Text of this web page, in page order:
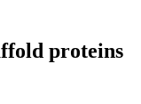
proteins